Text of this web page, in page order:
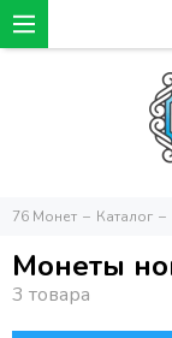
76 Монет Каталог
Монеты